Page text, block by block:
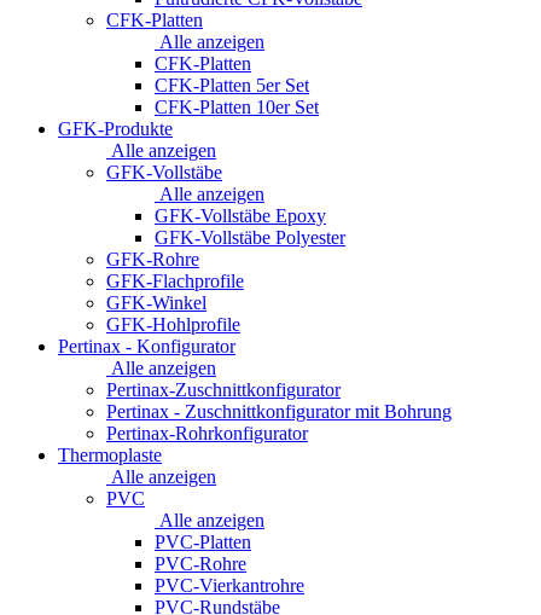
CFK-Platten
Alle anzeigen
CFK-Platten
CFK-Platten 5er Set
CFK-Platten 10er Set
GFK-Produkte
Alle anzeigen
GFK-Vollstäbe
Alle anzeigen
GFK-Vollstäbe Epoxy
GFK-Vollstäbe Polyester
GFK-Rohre
GFK-Flachprofile
GFK-Winkel
GFK-Hohlprofile
Pertinax - Konfigurator
Alle anzeigen
Pertinax-Zuschnittkonfigurator
Pertinax - Zuschnittkonfigurator mit Bohrung
Pertinax-Rohrkonfigurator
Thermoplaste
Alle anzeigen
PVC
Alle anzeigen
PVC-Platten
PVC-Rohre
PVC-Vierkantrohre
PVC-Rundstäbe